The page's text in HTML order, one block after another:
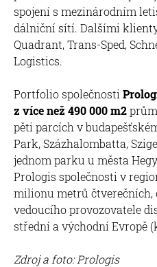
spojení s mezinárodním
dálniční sítí. Dalšími
Quadrant, Trans-Sped,
Logistics.
Portfolio společnosti
z více než 490 000 m2
pěti parcích v
Park, Százhalombatta,
jednom parku u města
Prologis společnosti v
milionu metrů čtverečních,
vedoucího provozovatele
střední a východní Evropě
Zdroj a foto: Prologis